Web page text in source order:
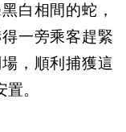
白相間的蛇，
一旁乘客趕緊
，順利捕獲這
。